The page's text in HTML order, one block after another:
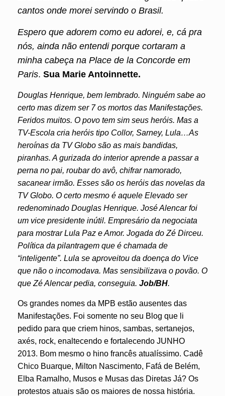
cantos onde morei servindo o Brasil.
Espero que adorem como eu adorei, e, cá pra
nós, ainda não entendi porque cortaram a
minha cabeça na Place de la Concorde em
Paris. Sua Marie Antoinnette.
Douglas Henrique, bem lembrado. Ninguém sabe ao
certo mas dizem ser 7 os mortos das Manifestações.
Feridos muitos. O povo tem sim seus heróis. Mas a
TV-Escola cria heróis tipo Collor, Sarney, Lula…As
heroínas da TV Globo são as mais bandidas,
piranhas. A gurizada do interior aprende a passar a
perna no pai, roubar do avô, chifrar namorado,
sacanear irmão. Esses são os heróis das novelas da
TV Globo. O certo mesmo é aquele Elevado ser
redenominado Douglas Henrique. José Alencar foi
um vice presidente inútil. Empresário da negociata
para mostrar Lula Paz e Amor. Jogada do Zé Dirceu.
Política da pilantragem que é chamada de
“inteligente”. Lula se aproveitou da doença do Vice
que não o incomodava. Mas sensibilizava o povão. O
que Zé Alencar pedia, conseguia. Job/BH.
Os grandes nomes da MPB estão ausentes das
Manifestações. Foi somente no seu Blog que li
pedido para que criem hinos, sambas, sertanejos,
axés, rock, enaltecendo e fortalecendo JUNHO
2013. Bom mesmo o hino francês atualíssimo. Cadê
Chico Buarque, Milton Nascimento, Fafá de Belém,
Elba Ramalho, Musos e Musas das Diretas Já? Os
protestos atuais são os maiores de nossa história.